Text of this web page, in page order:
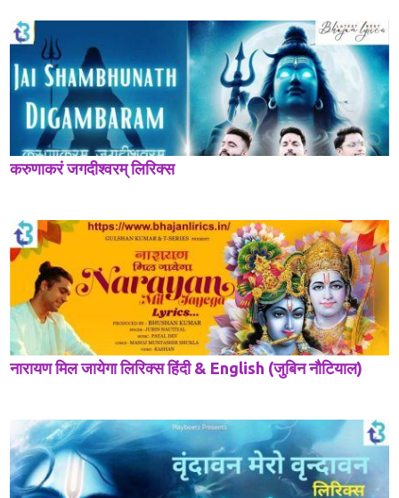
करुणाकरं जगदीश्वरम् लिरिक्स
नारायण मिल जायेगा लिरिक्स हिंदी & English (जुबिन नौटियाल)